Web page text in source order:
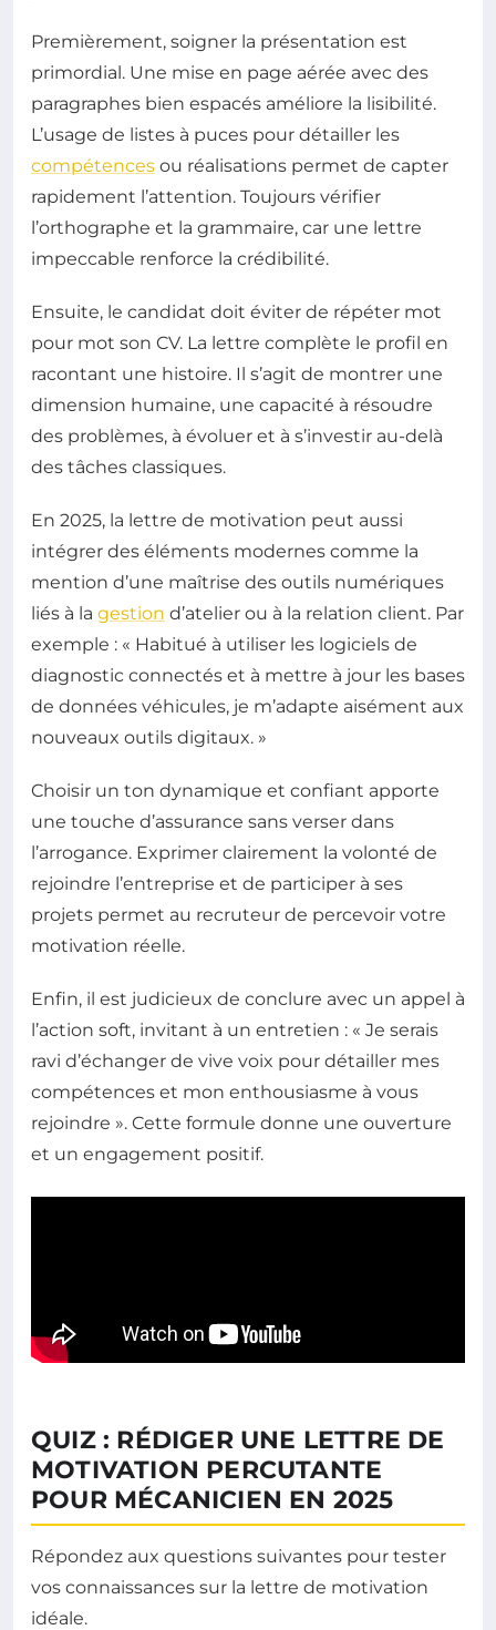
Premièrement, soigner la présentation est
primordial. Une mise en page aérée avec des
paragraphes bien espacés améliore la lisibilité.
L’usage de listes à puces pour détailler les
compétences ou réalisations permet de capter
rapidement l’attention. Toujours vérifier
l’orthographe et la grammaire, car une lettre
impeccable renforce la crédibilité.
Ensuite, le candidat doit éviter de répéter mot
pour mot son CV. La lettre complète le profil en
racontant une histoire. Il s’agit de montrer une
dimension humaine, une capacité à résoudre
des problèmes, à évoluer et à s’investir au-delà
des tâches classiques.
En 2025, la lettre de motivation peut aussi
intégrer des éléments modernes comme la
mention d’une maîtrise des outils numériques
liés à la gestion d’atelier ou à la relation client. Par
exemple : « Habitué à utiliser les logiciels de
diagnostic connectés et à mettre à jour les bases
de données véhicules, je m’adapte aisément aux
nouveaux outils digitaux. »
Choisir un ton dynamique et confiant apporte
une touche d’assurance sans verser dans
l’arrogance. Exprimer clairement la volonté de
rejoindre l’entreprise et de participer à ses
projets permet au recruteur de percevoir votre
motivation réelle.
Enfin, il est judicieux de conclure avec un appel à
l’action soft, invitant à un entretien : « Je serais
ravi d’échanger de vive voix pour détailler mes
compétences et mon enthousiasme à vous
rejoindre ». Cette formule donne une ouverture
et un engagement positif.
QUIZ : RÉDIGER UNE LETTRE DE
MOTIVATION PERCUTANTE
POUR MÉCANICIEN EN 2025
Répondez aux questions suivantes pour tester
vos connaissances sur la lettre de motivation
idéale.